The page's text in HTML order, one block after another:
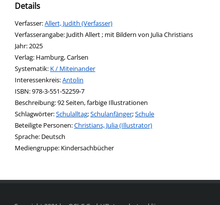
Details
Verfasser:Suche nach diesem Verfasser
Allert, Judith (Verfasser)
Verfasserangabe: Judith Allert ; mit Bildern von Julia Christians
Jahr:2025
Verlag: Hamburg, Carlsen
opens in new tab
Diesen Link in neuem Tab öffnen
Systematik: Suche nach dieser Systematik
K / Miteinander
Interessenkreis:Suche nach diesem Interessenskreis
Antolin
ISBN:978-3-551-52259-7
Beschreibung:92 Seiten, farbige Illustrationen
Schlagwörter:Schulalltag;Schulanfänger;Schule
Beteiligte Personen:Suche nach dieser Beteiligten Person
Christians, Julia (Illustrator)
Sprache: Deutsch
Mediengruppe: Kindersachbücher